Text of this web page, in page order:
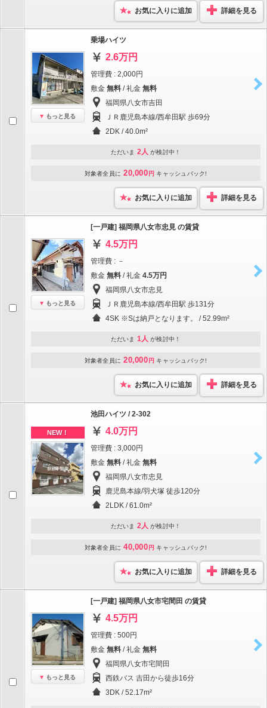
お気に入りに追加 詳細を見る
もっと見る
乗場ハイツ
2.6万円
管理費 : 2,000円
敷金 無料 / 礼金 無料
福岡県八女市吉田
ＪＲ鹿児島本線/西牟田駅 歩69分
2DK / 40.0m²
ただいま 2人 が検討中！
対象者全員に 20,000 円 キャッシュバック!
お気に入りに追加 詳細を見る
もっと見る
[一戸建] 福岡県八女市忠見 の賃貸
4.5万円
管理費 : －
敷金 無料 / 礼金 4.5万円
福岡県八女市忠見
ＪＲ鹿児島本線/西牟田駅 歩131分
4SK ※Sは納戸となります。 / 52.99m²
ただいま 1人 が検討中！
対象者全員に 20,000 円 キャッシュバック!
お気に入りに追加 詳細を見る
NEW！
池田ハイツ / 2-302
4.0万円
管理費 : 3,000円
敷金 無料 / 礼金 無料
福岡県八女市忠見
鹿児島本線/羽犬塚 徒歩120分
2LDK / 61.0m²
ただいま 2人 が検討中！
対象者全員に 40,000 円 キャッシュバック!
お気に入りに追加 詳細を見る
もっと見る
[一戸建] 福岡県八女市宅間田 の賃貸
4.5万円
管理費 : 500円
敷金 無料 / 礼金 無料
福岡県八女市宅間田
西鉄バス 吉田から徒歩16分
3DK / 52.17m²